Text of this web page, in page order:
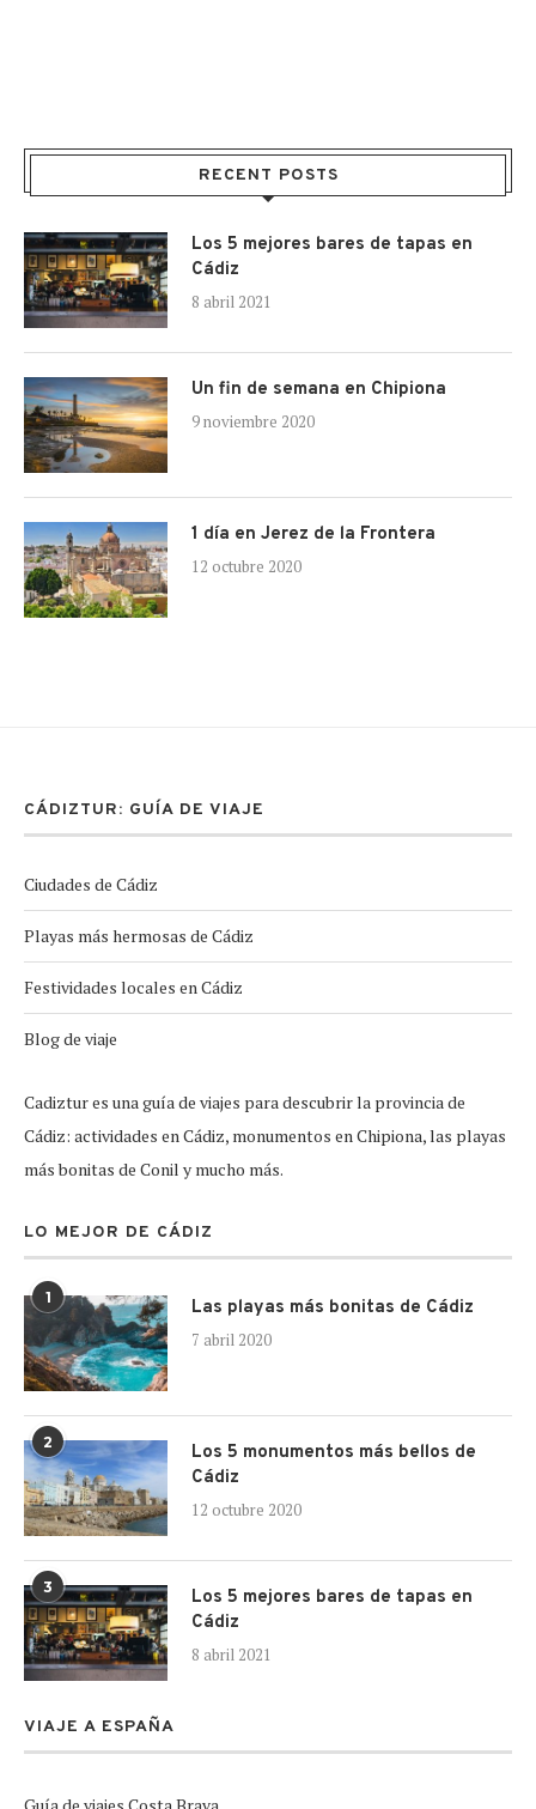
RECENT POSTS
Los 5 mejores bares de tapas en
Cádiz
8 abril 2021
Un fin de semana en Chipiona
9 noviembre 2020
1 día en Jerez de la Frontera
12 octubre 2020
CÁDIZTUR: GUÍA DE VIAJE
Ciudades de Cádiz
Playas más hermosas de Cádiz
Festividades locales en Cádiz
Blog de viaje
Cadiztur es una guía de viajes para descubrir la provincia de
Cádiz: actividades en Cádiz, monumentos en Chipiona, las playas
más bonitas de Conil y mucho más.
LO MEJOR DE CÁDIZ
1 Las playas más bonitas de Cádiz
7 abril 2020
2
Los 5 monumentos más bellos de
Cádiz
12 octubre 2020
3
Los 5 mejores bares de tapas en
Cádiz
8 abril 2021
VIAJE A ESPAÑA